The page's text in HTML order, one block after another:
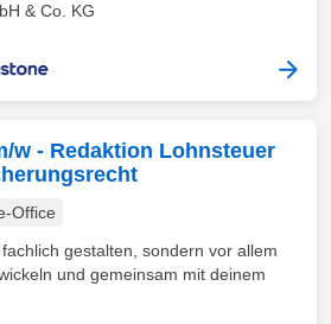
& Co. KG
w - Redaktion Lohnsteuer
Office
gestalten, sondern vor allem
und gemeinsam mit deinem